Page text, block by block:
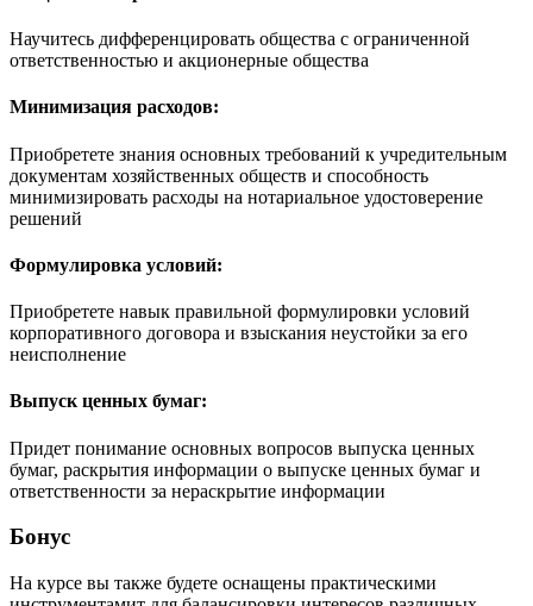
Научитесь дифференцировать общества с ограниченной
ответственностью и акционерные общества
Минимизация расходов:
Приобретете знания основных требований к учредительным
документам хозяйственных обществ и способность
минимизировать расходы на нотариальное удостоверение
решений
Формулировка условий:
Приобретете навык правильной формулировки условий
корпоративного договора и взыскания неустойки за его
неисполнение
Выпуск ценных бумаг:
Придет понимание основных вопросов выпуска ценных
бумаг, раскрытия информации о выпуске ценных бумаг и
ответственности за нераскрытие информации
Бонус
На курсе вы также будете оснащены практическими